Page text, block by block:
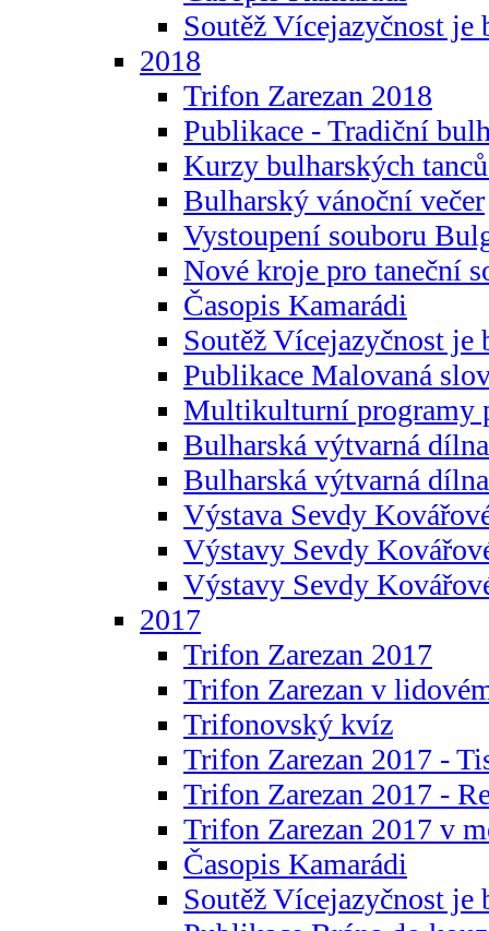
Soutěž Vícejazyčnost je
2018
Trifon Zarezan 2018
Publikace - Tradiční
Kurzy bulharských
Bulharský vánoční večer
Vystoupení souboru
Nové kroje pro taneční
Časopis Kamarádi
Soutěž Vícejazyčnost je
Publikace Malovaná
Multikulturní programy
Bulharská výtvarná
Bulharská výtvarná
Výstava Sevdy
Výstavy Sevdy
Výstavy Sevdy
2017
Trifon Zarezan 2017
Trifon Zarezan v
Trifonovský kvíz
Trifon Zarezan 2017 -
Trifon Zarezan 2017 -
Trifon Zarezan 2017 v
Časopis Kamarádi
Soutěž Vícejazyčnost je